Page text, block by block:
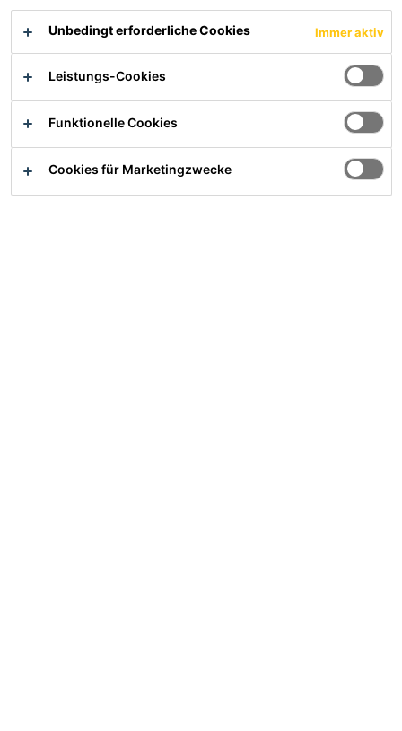
Kontrollrohrset als
Montagepunkt für SikaRoof®
Sensor aktiv R zur
permanenten
Feuchtigkeitsüberwachung im
Flachdachaufbau
Produktdatenblatt
Elektrisch leitendes Messgitter
für verklebte
Flachdachaufbauten
Produktdatenblatt
Sika® RCS Glasvlies
elektrisch leitende Trenn- und
Unbedingt erforderliche Cookies Immer aktiv
Leistungs-Cookies
Funktionelle Cookies
Cookies für Marketingzwecke